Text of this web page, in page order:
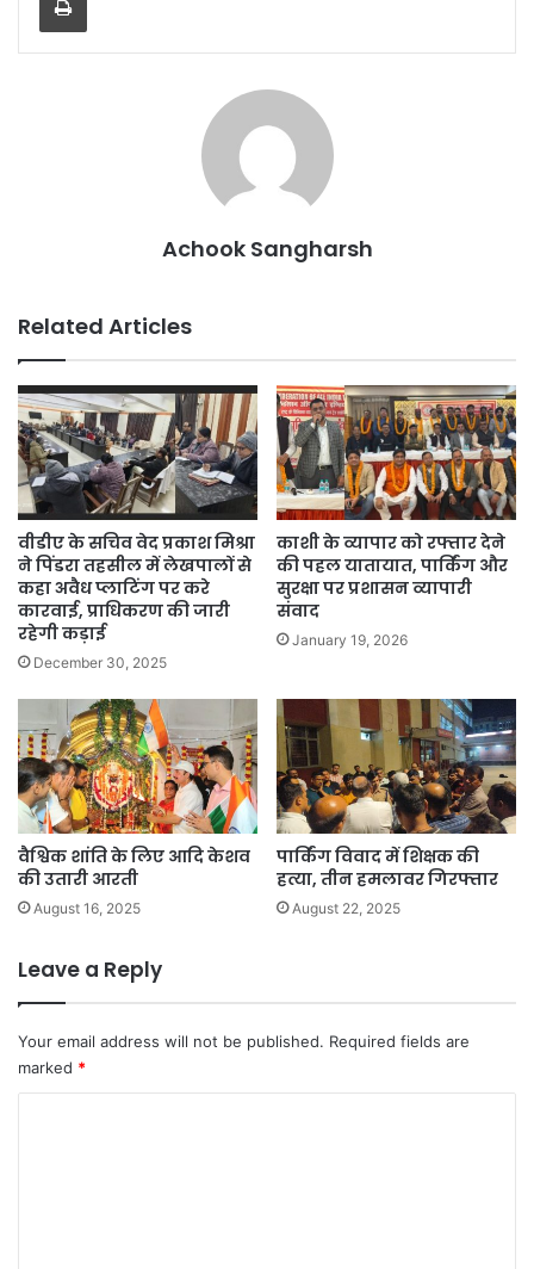
Achook Sangharsh
Related Articles
वीडीए के सचिव वेद प्रकाश मिश्रा
ने पिंडरा तहसील में लेखपालों से
कहा अवैध प्लाटिंग पर करे
कारवाई, प्राधिकरण की जारी
रहेगी कड़ाई
December 30, 2025
काशी के व्यापार को रफ्तार देने
की पहल यातायात, पार्किंग और
सुरक्षा पर प्रशासन व्यापारी
संवाद
January 19, 2026
वैश्विक शांति के लिए आदि केशव
की उतारी आरती
August 16, 2025
पार्किंग विवाद में शिक्षक की
हत्या, तीन हमलावर गिरफ्तार
August 22, 2025
Leave a Reply
Your email address will not be published. Required fields are
marked *